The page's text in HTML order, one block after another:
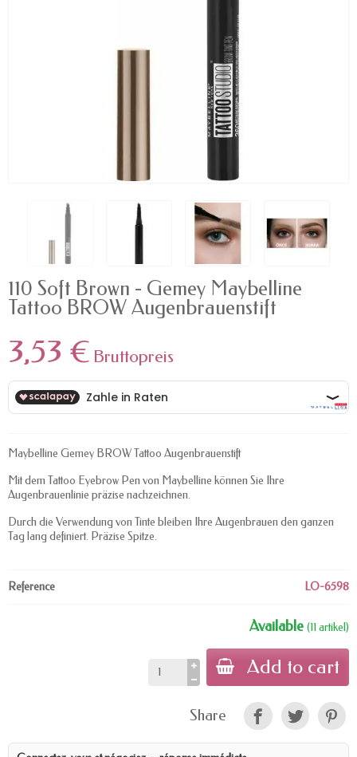
110 Soft Brown - Gemey Maybelline
Tattoo BROW Augenbrauenstift
3,53 € Bruttopreis
Maybelline Gemey BROW Tattoo Augenbrauenstift
Mit dem Tattoo Eyebrow Pen von Maybelline können Sie Ihre
Augenbrauenlinie präzise nachzeichnen.
Durch die Verwendung von Tinte bleiben Ihre Augenbrauen den ganzen
Tag lang definiert. Präzise Spitze.
Reference LO-6598
Available (11 artikel)
Add to cart
Share